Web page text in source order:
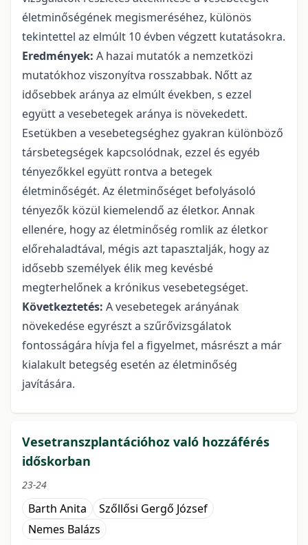
életminőségének megismeréséhez, különös
tekintettel az elmúlt 10 évben végzett kutatásokra.
Eredmények: A hazai mutatók a nemzetközi
mutatókhoz viszonyítva rosszabbak. Nőtt az
idősebbek aránya az elmúlt években, s ezzel
együtt a vesebetegek aránya is növekedett.
Esetükben a vesebetegséghez gyakran különböző
társbetegségek kapcsolódnak, ezzel és egyéb
tényezőkkel együtt rontva a betegek
életminőségét. Az életminőséget befolyásoló
tényezők közül kiemelendő az életkor. Annak
ellenére, hogy az életminőség romlik az életkor
előrehaladtával, mégis azt tapasztalják, hogy az
idősebb személyek élik meg kevésbé
megterhelőnek a krónikus vesebetegséget.
Következtetés: A vesebetegek arányának
növekedése egyrészt a szűrővizsgálatok
fontosságára hívja fel a figyelmet, másrészt a már
kialakult betegség esetén az életminőség
javítására.
Vesetranszplantációhoz való hozzáférés
időskorban
23-24
Barth Anita
Szőllősi Gergő József
Nemes Balázs